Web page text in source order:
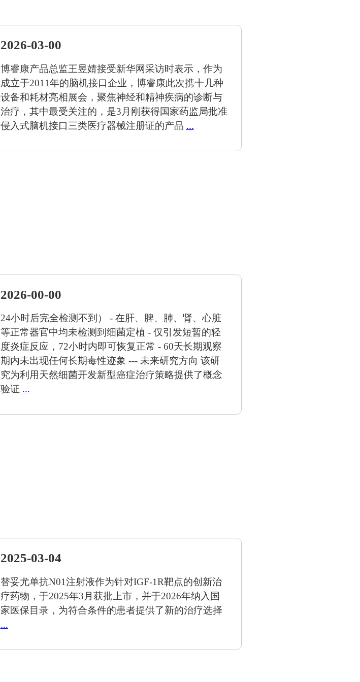
2026-03-00
博睿康产品总监王昱婧接受新华网采访时表示，作为
成立于2011年的脑机接口企业，博睿康此次携十几种
设备和耗材亮相展会，聚焦神经和精神疾病的诊断与
治疗，其中最受关注的，是3月刚获得国家药监局批准
侵入式脑机接口三类医疗器械注册证的产品 ...
2026-00-00
24小时后完全检测不到） - 在肝、脾、肺、肾、心脏
等正常器官中均未检测到细菌定植 - 仅引发短暂的轻
度炎症反应，72小时内即可恢复正常 - 60天长期观察
期内未出现任何长期毒性迹象 --- 未来研究方向 该研
究为利用天然细菌开发新型癌症治疗策略提供了概念
验证 ...
2025-03-04
替妥尤单抗N01注射液作为针对IGF-1R靶点的创新治
疗药物，于2025年3月获批上市，并于2026年纳入国
家医保目录，为符合条件的患者提供了新的治疗选择
...